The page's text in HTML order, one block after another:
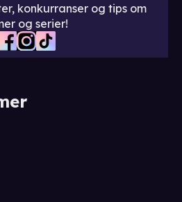
konkurranser og tips om
og serier!